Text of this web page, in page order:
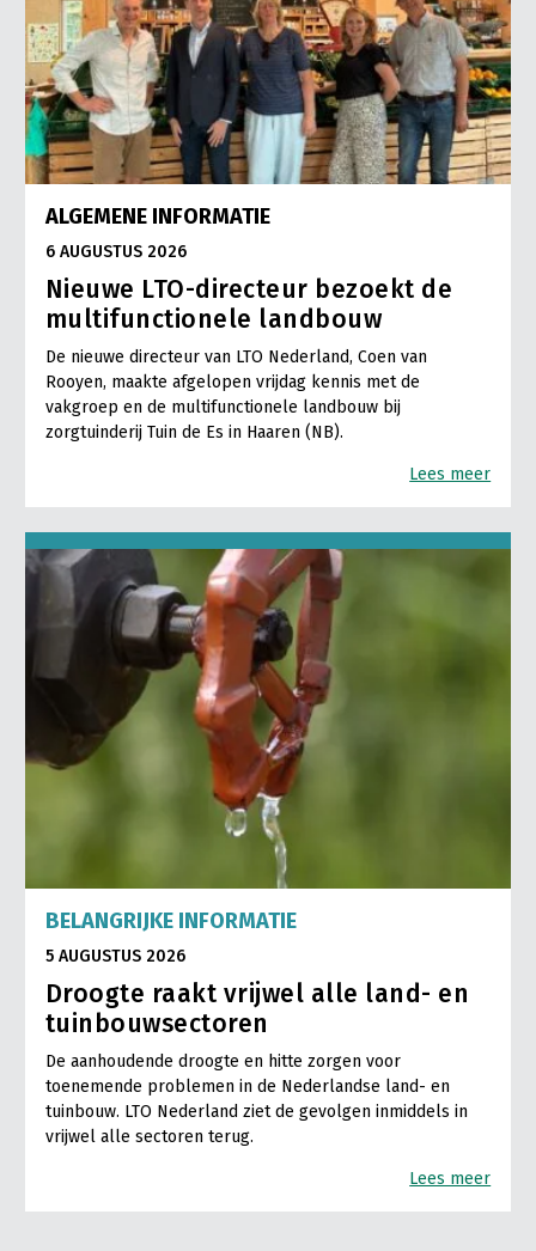
ALGEMENE INFORMATIE
6 AUGUSTUS 2026
Nieuwe LTO-directeur bezoekt de
multifunctionele landbouw
De nieuwe directeur van LTO Nederland, Coen van
Rooyen, maakte afgelopen vrijdag kennis met de
vakgroep en de multifunctionele landbouw bij
zorgtuinderij Tuin de Es in Haaren (NB).
Lees meer
BELANGRIJKE INFORMATIE
5 AUGUSTUS 2026
Droogte raakt vrijwel alle land- en
tuinbouwsectoren
De aanhoudende droogte en hitte zorgen voor
toenemende problemen in de Nederlandse land- en
tuinbouw. LTO Nederland ziet de gevolgen inmiddels in
vrijwel alle sectoren terug.
Lees meer